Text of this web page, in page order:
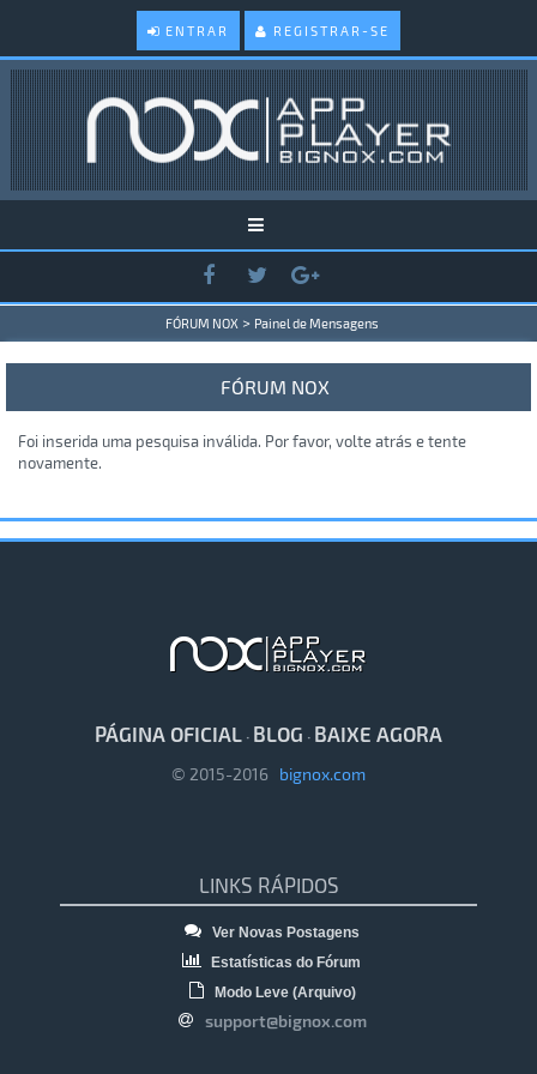
ENTRAR REGISTRAR-SE
FÓRUM NOX > Painel de Mensagens
FÓRUM NOX
Foi inserida uma pesquisa inválida. Por favor, volte atrás e tente
novamente.
PÁGINA OFICIAL · BLOG · BAIXE AGORA
© 2015-2016 bignox.com
LINKS RÁPIDOS
Ver Novas Postagens
Estatísticas do Fórum
Modo Leve (Arquivo)
support@bignox.com